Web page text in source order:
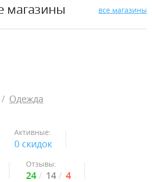
магазины все магазины
Одежда
Активные:
0 скидок
Отзывы:
24 14 4